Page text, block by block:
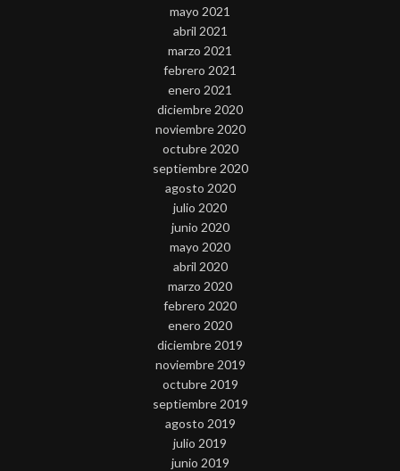
mayo 2021
abril 2021
marzo 2021
febrero 2021
enero 2021
diciembre 2020
noviembre 2020
octubre 2020
septiembre 2020
agosto 2020
julio 2020
junio 2020
mayo 2020
abril 2020
marzo 2020
febrero 2020
enero 2020
diciembre 2019
noviembre 2019
octubre 2019
septiembre 2019
agosto 2019
julio 2019
junio 2019